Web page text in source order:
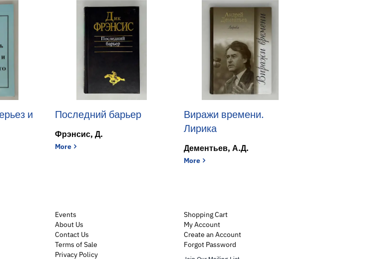
№13
и
и надолго
Последний барьер
Фрэнсис, Д.
MoreПоследний барьер
Виражи времени.
Лирика
Дементьев, А.Д.
MoreВиражи времени. Лирика
Events
About Us
Contact Us
Terms of Sale
Privacy Policy
Shopping Cart
My Account
Create an Account
Forgot Password